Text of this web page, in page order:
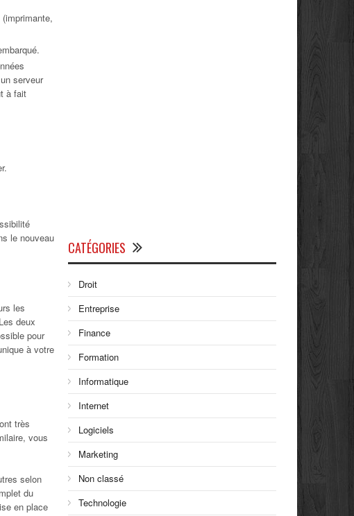
serveur
à fait
le nouveau
les
deux
pour
à votre
très
vous
selon
du
en place
CATÉGORIES
Droit
Entreprise
Finance
Formation
Informatique
Internet
Logiciels
Marketing
Non classé
Technologie